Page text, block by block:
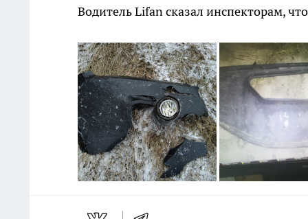
Водитель Lifan сказал инспекторам,